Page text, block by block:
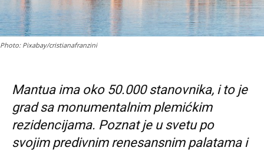
Photo: Pixabay/cristianafranzini
Mantua ima oko 50.000 stanovnika, i to je
grad sa monumentalnim plemićkim
rezidencijama. Poznat je u svetu po
svojim predivnim renesansnim palatama i